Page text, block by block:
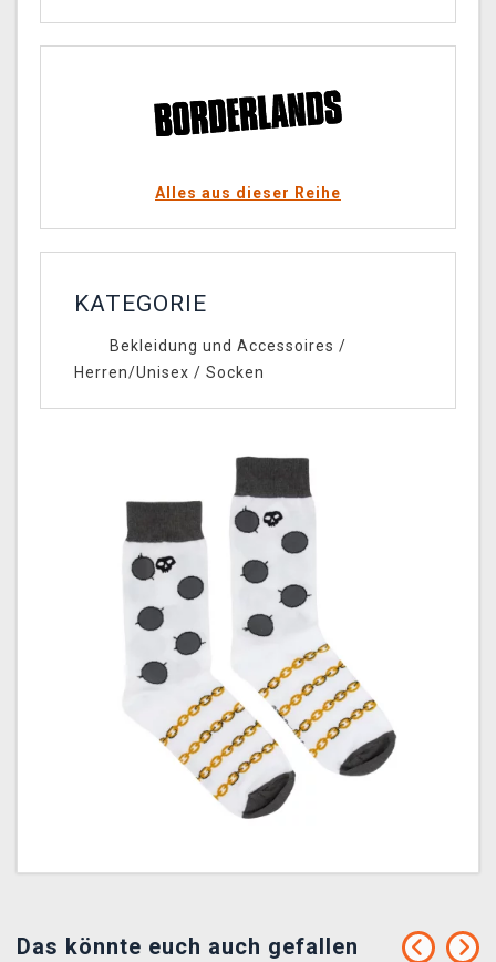
Alles aus dieser Reihe
KATEGORIE
Bekleidung und Accessoires /
Herren/Unisex / Socken
Das könnte euch auch gefallen